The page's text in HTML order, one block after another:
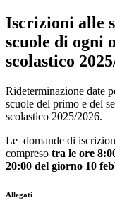
Iscrizioni alle
scuole di ogni
scolastico
Rideterminazione date
scuole del primo e del
scolastico 2025/2026.
Le domande di
compreso tra le ore
20:00 del giorno 10
Allegati